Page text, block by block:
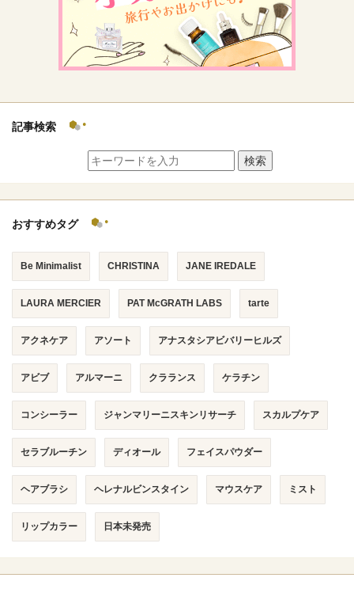
検索
記事検索
検索
おすすめタグ
Be Minimalist CHRISTINA JANE IREDALE
LAURA MERCIER PAT McGRATH LABS tarte
アクネケア アソート アナスタシアビバリーヒルズ
アビブ アルマーニ クラランス ケラチン
コンシーラー ジャンマリーニスキンリサーチ スカルプケア
セラブルーチン ディオール フェイスパウダー
ヘアブラシ ヘレナルビンスタイン マウスケア ミスト
リップカラー 日本未発売